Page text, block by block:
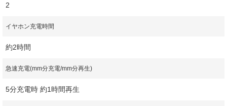
2
イヤホン充電時間
約2時間
急速充電(mm分充電/mm分再生)
5分充電時 約1時間再生